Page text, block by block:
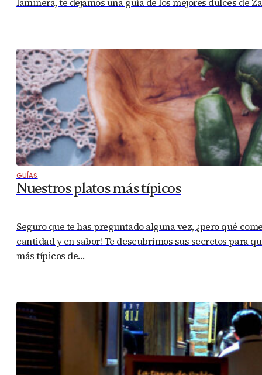
laminera, te dejamos una guía de los mejores dulces de
GUÍAS
Nuestros platos más típicos
Seguro que te has preguntado alguna vez, ¿pero qué
cantidad y en sabor! Te descubrimos sus secretos para
más típicos de…